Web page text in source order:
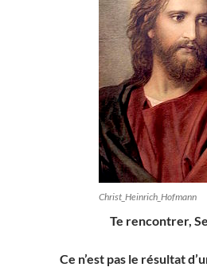
Christ_Heinrich_Hofmann
Te rencontrer,
Ce n’est pas le résultat